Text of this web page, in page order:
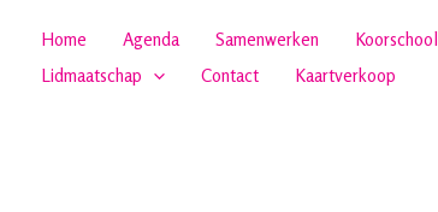
Home Agenda Samenwerken Koorschool
Lidmaatschap
Contact Kaartverkoop